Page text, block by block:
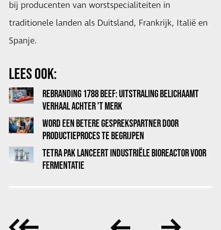
bij producenten van worstspecialiteiten in
traditionele landen als Duitsland, Frankrijk, Italië en
Spanje.
LEES OOK:
REBRANDING 1788 BEEF: UITSTRALING BELICHAAMT
VERHAAL ACHTER 'T MERK
WORD EEN BETERE GESPREKSPARTNER DOOR
PRODUCTIEPROCES TE BEGRIJPEN
TETRA PAK LANCEERT INDUSTRIËLE BIOREACTOR VOOR
FERMENTATIE